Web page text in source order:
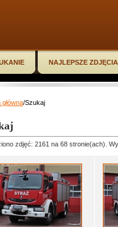
NAJLEPSZE ZDJĘCIA
/Szukaj
zdjęć: 2161 na 68 stronie(ach).